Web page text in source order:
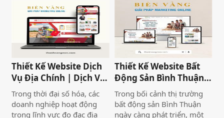
thiệu công ty mang đến giải
pháp tối ưu, giúp doanh
nghiệp thể hiện thương
hiệu một cách ấn tượng và
chuyên nghiệp trên môi
website chuyên nghiệp
không chỉ giúp bạn tiếp cận
nhiều khách hàng hơn mà
còn nâng cao uy tín thương
hiệu, tạo lợi thế cạnh tranh
trên thị trường.
Thiết Kế Website Dịch
Vụ Địa Chính | Dịch Vụ
Địa Chính Toàn Quốc
Trong thời đại số hóa, các
doanh nghiệp hoạt động
trong lĩnh vực đo đạc địa
Thiết Kế Website Bất
Động Sản Bình Thuận
Land
Trong bối cảnh thị trường
bất động sản Bình Thuận
ngày càng phát triển, một